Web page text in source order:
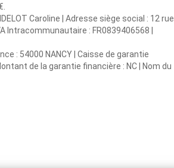
Caroline | Adresse siège social : 12 rue
Intracommunautaire : FR0839406568 |
: 54000 NANCY | Caisse de garantie
de la garantie financière : NC | Nom du